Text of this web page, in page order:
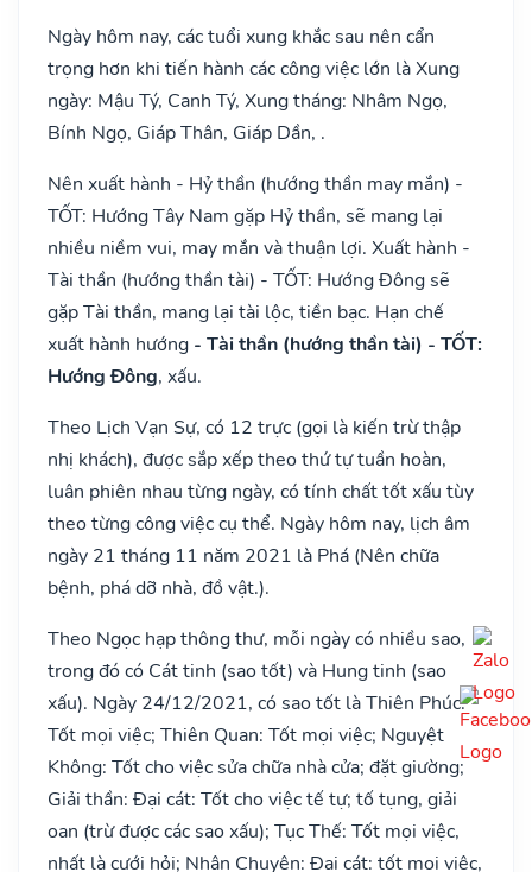
Ngày hôm nay, các tuổi xung khắc sau nên cẩn
trọng hơn khi tiến hành các công việc lớn là Xung
ngày: Mậu Tý, Canh Tý, Xung tháng: Nhâm Ngọ,
Bính Ngọ, Giáp Thân, Giáp Dần, .
Nên xuất hành - Hỷ thần (hướng thần may mắn) -
TỐT: Hướng Tây Nam gặp Hỷ thần, sẽ mang lại
nhiều niềm vui, may mắn và thuận lợi. Xuất hành -
Tài thần (hướng thần tài) - TỐT: Hướng Đông sẽ
gặp Tài thần, mang lại tài lộc, tiền bạc. Hạn chế
xuất hành hướng - Tài thần (hướng thần tài) - TỐT:
Hướng Đông, xấu.
Theo Lịch Vạn Sự, có 12 trực (gọi là kiến trừ thập
nhị khách), được sắp xếp theo thứ tự tuần hoàn,
luân phiên nhau từng ngày, có tính chất tốt xấu tùy
theo từng công việc cụ thể. Ngày hôm nay, lịch âm
ngày 21 tháng 11 năm 2021 là Phá (Nên chữa
bệnh, phá dỡ nhà, đồ vật.).
Theo Ngọc hạp thông thư, mỗi ngày có nhiều sao,
trong đó có Cát tinh (sao tốt) và Hung tinh (sao
xấu). Ngày 24/12/2021, có sao tốt là Thiên Phúc:
Tốt mọi việc; Thiên Quan: Tốt mọi việc; Nguyệt
Không: Tốt cho việc sửa chữa nhà cửa; đặt giường;
Giải thần: Đại cát: Tốt cho việc tế tự; tố tụng, giải
oan (trừ được các sao xấu); Tục Thế: Tốt mọi việc,
nhất là cưới hỏi; Nhân Chuyên: Đại cát: tốt mọi việc,